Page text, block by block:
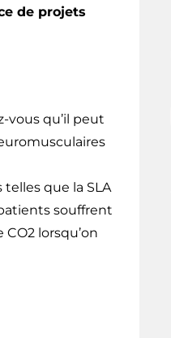
de projets
vous qu’il peut
que la SLA
souffrent
lorsqu’on